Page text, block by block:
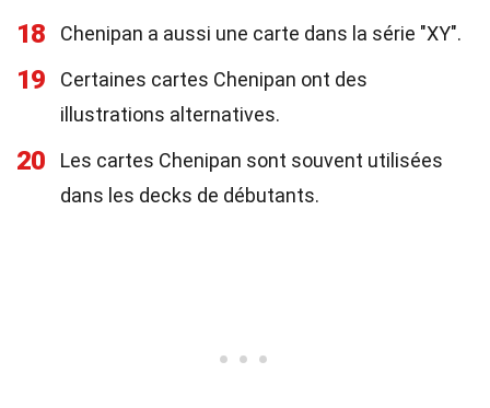
18 Chenipan a aussi une carte dans la série "XY".
19
Certaines cartes Chenipan ont des
illustrations alternatives.
20
Les cartes Chenipan sont souvent utilisées
dans les decks de débutants.